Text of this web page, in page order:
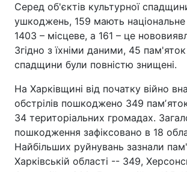
Серед об'єктів культурної
ушкоджень, 159 мають національне
1403 – місцеве, а 161 – це
Згідно з їхніми даними, 45 пам'яток
спадщини були повністю знищені.
На Харківщині від початку війно
обстрілів пошкоджено 349
34 територіальних громадах.
пошкодження зафіксовано в 18
Найбільших руйнувань зазнали
Харківській області -- 349,